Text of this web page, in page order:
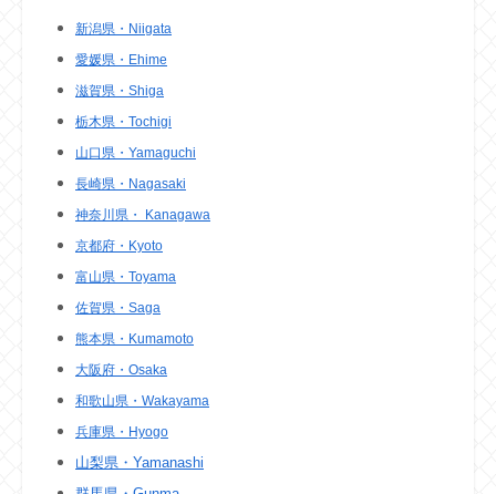
新潟県・Niigata
愛媛県・Ehime
滋賀県・Shiga
栃木県・Tochigi
山口県・Yamaguchi
長崎県・Nagasaki
神奈川県・ Kanagawa
京都府・Kyoto
富山県・Toyama
佐賀県・Saga
熊本県・Kumamoto
大阪府・Osaka
和歌山県・Wakayama
兵庫県・Hyogo
山梨県・Yamanashi